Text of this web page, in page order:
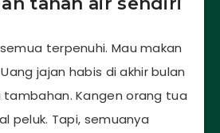
terpenuhi. Mau makan
jajan habis di akhir bulan
Kangen orang tua
peluk. Tapi, semuanya